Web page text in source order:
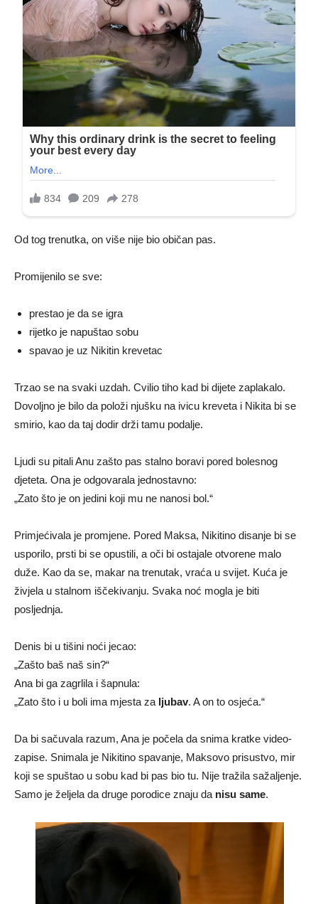
Od tog trenutka, on više nije bio običan pas.
Promijenilo se sve:
prestao je da se igra
rijetko je napuštao sobu
spavao je uz Nikitin krevetac
Trzao se na svaki uzdah. Cvilio tiho kad bi dijete zaplakalo.
Dovoljno je bilo da položi njušku na ivicu kreveta i Nikita bi se
smirio, kao da taj dodir drži tamu podalje.
Ljudi su pitali Anu zašto pas stalno boravi pored bolesnog
djeteta. Ona je odgovarala jednostavno:
„Zato što je on jedini koji mu ne nanosi bol.“
Primjećivala je promjene. Pored Maksa, Nikitino disanje bi se
usporilo, prsti bi se opustili, a oči bi ostajale otvorene malo
duže. Kao da se, makar na trenutak, vraća u svijet. Kuća je
živjela u stalnom iščekivanju. Svaka noć mogla je biti
posljednja.
Denis bi u tišini noći jecao:
„Zašto baš naš sin?“
Ana bi ga zagrlila i šapnula:
„Zato što i u boli ima mjesta za ljubav. A on to osjeća.“
Da bi sačuvala razum, Ana je počela da snima kratke video-
zapise. Snimala je Nikitino spavanje, Maksovo prisustvo, mir
koji se spuštao u sobu kad bi pas bio tu. Nije tražila sažaljenje.
Samo je željela da druge porodice znaju da nisu same.